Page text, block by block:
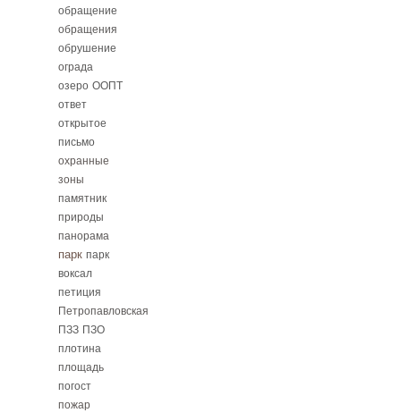
обращение
обращения
обрушение
ограда
озеро ООПТ
ответ
открытое
письмо
охранные
зоны
памятник
природы
панорама
парк парк
воксал
петиция
Петропавловская
ПЗЗ ПЗО
плотина
площадь
погост
пожар